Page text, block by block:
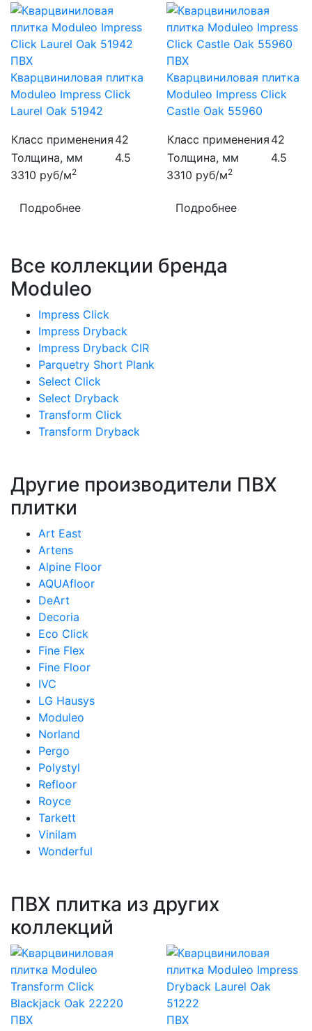
ПВХ
Кварцвиниловая плитка
Moduleo Impress Click
Laurel Oak 51942
Класс применения 42
Толщина, мм
4.5
3310 руб/м2
Подробнее
ПВХ
Кварцвиниловая плитка
Moduleo Impress Click
Castle Oak 55960
Класс применения 42
Толщина, мм
4.5
3310 руб/м2
Подробнее
Все коллекции бренда
Moduleo
Impress Click
Impress Dryback
Impress Dryback CIR
Parquetry Short Plank
Select Click
Select Dryback
Transform Click
Transform Dryback
Другие производители ПВХ
плитки
Art East
Artens
Alpine Floor
AQUAfloor
DeArt
Decoria
Eco Click
Fine Flex
Fine Floor
IVC
LG Hausys
Moduleo
Norland
Pergo
Polystyl
Refloor
Royce
Tarkett
Vinilam
Wonderful
ПВХ плитка из других
коллекций
ПВХ
ПВХ